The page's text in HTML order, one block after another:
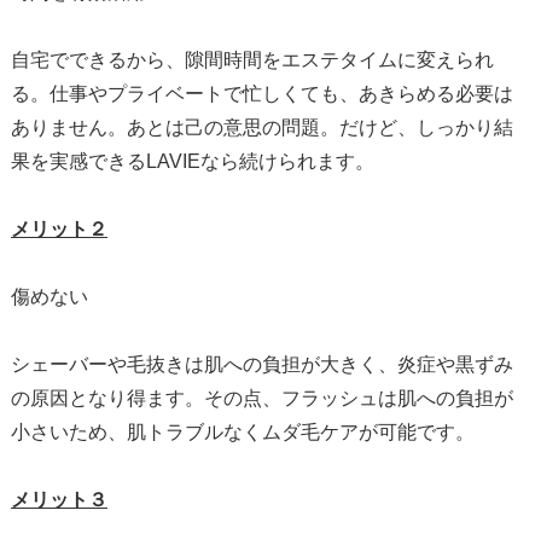
自宅でできるから、隙間時間をエステタイムに変えられ
る。仕事やプライベートで忙しくても、あきらめる必要は
ありません。あとは己の意思の問題。だけど、しっかり結
果を実感できるLAVIEなら続けられます。
メリット２
傷めない
シェーバーや毛抜きは肌への負担が大きく、炎症や黒ずみ
の原因となり得ます。その点、フラッシュは肌への負担が
小さいため、肌トラブルなくムダ毛ケアが可能です。
メリット３